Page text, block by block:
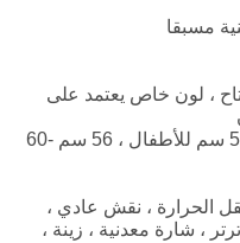
مسبقا
، لون خاص يعتمد على
عادة ، 48 سم -55 سم للأطفال ، 56 سم -60
الحرارة ، نقش عادي ،
، شارة معدنية ، زينة ،